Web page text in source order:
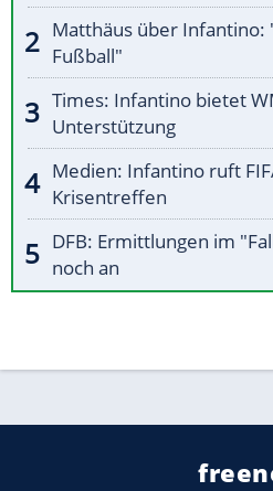
Matthäus über
Fußball"
Times: Infantino bietet
Unterstützung
Medien: Infantino ruft
Krisentreffen
DFB: Ermittlungen im
noch an